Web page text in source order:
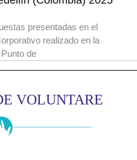
presentadas en el
realizado en la
de
VOLUNTARE